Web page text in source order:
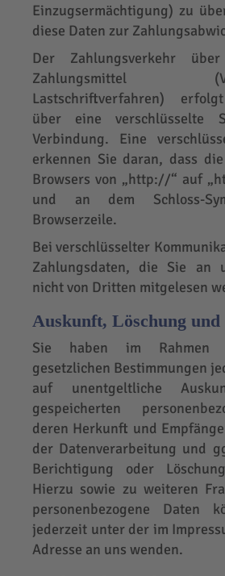
Einzugsermächtigung) zu
diese Daten zur
Der Zahlungsverkehr
Zahlungsmittel (Visa/
Lastschriftverfahren)
über eine verschlüsselte
Verbindung. Eine
erkennen Sie daran, dass
Browsers von „http://“ auf
und an dem Schloss-
Browserzeile.
Bei verschlüsselter
Zahlungsdaten, die Sie an
nicht von Dritten mitgelesen
Auskunft, Löschung
Sie haben im Rahmen
gesetzlichen Bestimmungen
auf unentgeltliche
gespeicherten
deren Herkunft und
der Datenverarbeitung und
Berichtigung oder
Hierzu sowie zu weiteren
personenbezogene Daten
jederzeit unter der im
Adresse an uns wenden.